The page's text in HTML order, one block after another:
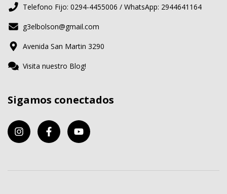
Telefono Fijo: 0294-4455006 / WhatsApp: 2944641164
g3elbolson@gmail.com
Avenida San Martin 3290
Visita nuestro Blog!
Sigamos conectados